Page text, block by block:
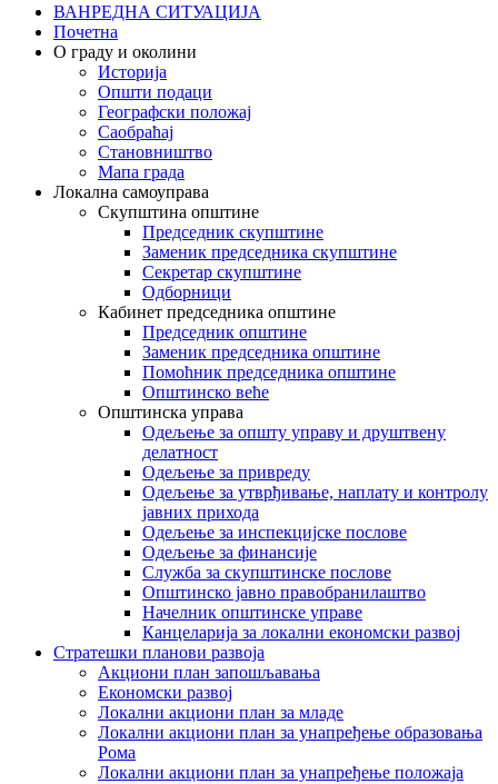
ВАНРЕДНА СИТУАЦИЈА
Почетна
О граду и околини
Историја
Општи подаци
Географски положај
Саобраћај
Становништво
Мапа града
Локална самоуправа
Скупштина општине
Председник скупштине
Заменик председника скупштине
Секретар скупштине
Одборници
Кабинет председника општине
Председник општине
Заменик председника општине
Помоћник председника општине
Општинско веће
Општинска управа
Одељење за општу управу и друштвену
делатност
Одељење за привреду
Одељење за утврђивање, наплату и контролу
јавних прихода
Одељење за инспекцијске послове
Одељење за финансије
Служба за скупштинске послове
Општинско јавно правобранилаштво
Начелник општинске управе
Канцеларија за локални економски развој
Стратешки планови развоја
Акциони план запошљавања
Економски развој
Локални акциони план за младе
Локални акциони план за унапређење образовања
Рома
Локални акциони план за унапређење положаја